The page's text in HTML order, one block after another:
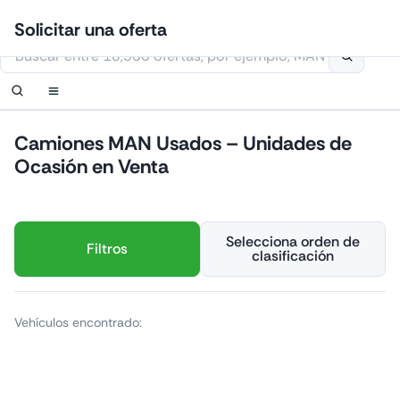
contenido
Camiones MAN Usados – Unidades de
Ocasión en Venta
Filtros Selecciona orden de
clasificación
Vehículos encontrado:
Iniciar sesión
Configurar notificación
Esta página web usa cookies
Contáctanos
Solicitar una devolución de llamada
Solicitar una oferta
Configurar notificación